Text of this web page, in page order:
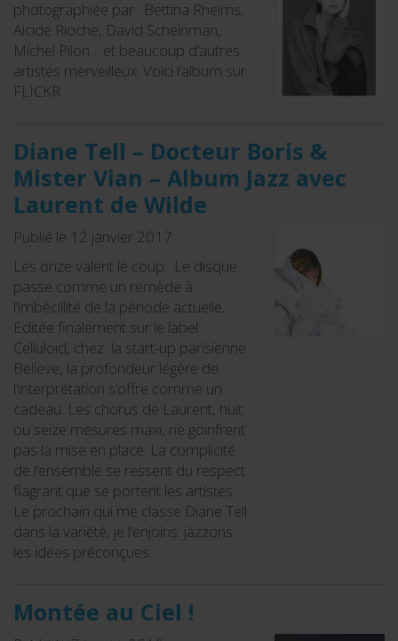
photographiée par : Bettina Rheims,
Alcide Rioche, David Scheinman,
Michel Pilon… et beaucoup d’autres
artistes merveilleux. Voici l’album sur
FLICKR
Diane Tell – Docteur Boris &
Mister Vian – Album Jazz avec
Laurent de Wilde
Publié le 12 janvier 2017
Les onze valent le coup. Le disque
passe comme un remède à
l’imbécillité de la période actuelle.
Editée finalement sur le label
Celluloïd, chez la start-up parisienne
Believe, la profondeur légère de
l’interprétation s’offre comme un
cadeau. Les chorus de Laurent, huit
ou seize mesures maxi, ne goinfrent
pas la mise en place. La complicité
de l’ensemble se ressent du respect
flagrant que se portent les artistes.
Le prochain qui me classe Diane Tell
dans la variété, je l’enjoins: jazzons
les idées préconçues.
Montée au Ciel !